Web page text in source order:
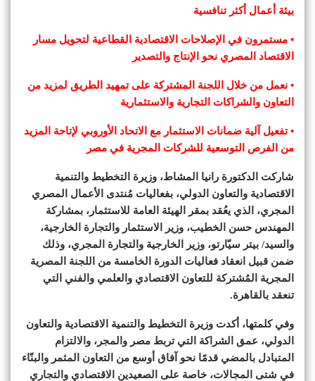
بيئة أعمال أكثر تنافسية
• مستمرون في الإصلاحات الاقتصادية القطاعية لتحويل مسار
الاقتصاد المصري نحو الإنتاج والتصدير
• نعمل من خلال اللجنة المشتركة على تمهيد الطريق لمزيد من
التعاون والشراكات التجارية والاستثمارية
• تفعيل آلية ضمانات الاستثمار مع الاتحاد الأوروبي لإتاحة المزيد
من الفرص التوسعية للشركات المجرية في مصر
شاركت الدكتورة رانيا المشاط، وزيرة التخطيط والتنمية
الاقتصادية والتعاون الدولي، بفعاليات مُنتدى الأعمال المصري
المجري، الذي يعُقد بمقر الهيئة العامة للاستثمار، بمشاركة
المهندس حسن الخطيب، وزير الاستثمار والتجارة الخارجية،
والسيد/ بيتر سيّارتو، وزير الخارجية والتجارة المجري، وذلك
ضمن قبيل انعقاد فعاليات الدورة الخامسة من اللجنة المصرية
المجرية المُشتركة للتعاون الاقتصادي والعلمي والفني التي
تنعقد بالقاهرة.
وفي كلمتها، أكدت وزيرة التخطيط والتنمية الاقتصادية والتعاون
الدولي، عمق الشراكة التي تربط مصر والمجر، والالتزام
المتبادل بالمضي قدمًا نحو آفاق أوسع من التعاون المثمر والبنّاء
في شتى المجالات، خاصة على الصعيدين الاقتصادي والتجاري